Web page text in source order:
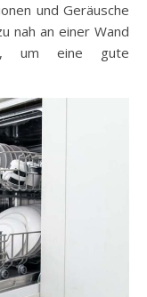
und Geräusche
nah an einer Wand
um eine gute